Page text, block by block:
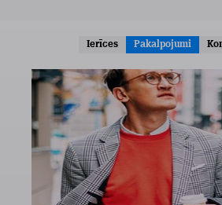
Ierīces Pakalpojumi